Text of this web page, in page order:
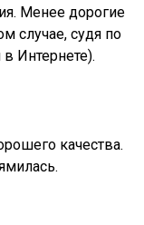
Менее дорогие
случае, судя по
Интернете).
качества.